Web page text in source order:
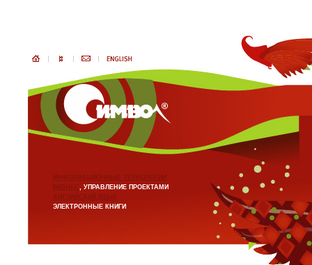
ИНФОРМАЦИОННЫЕ ТЕХНОЛОГИИ
БИЗНЕС, УПРАВЛЕНИЕ ПРОЕКТАМИ
АНГЛИЙСКИЙ ЯЗЫК
ЭЛЕКТРОННЫЕ КНИГИ